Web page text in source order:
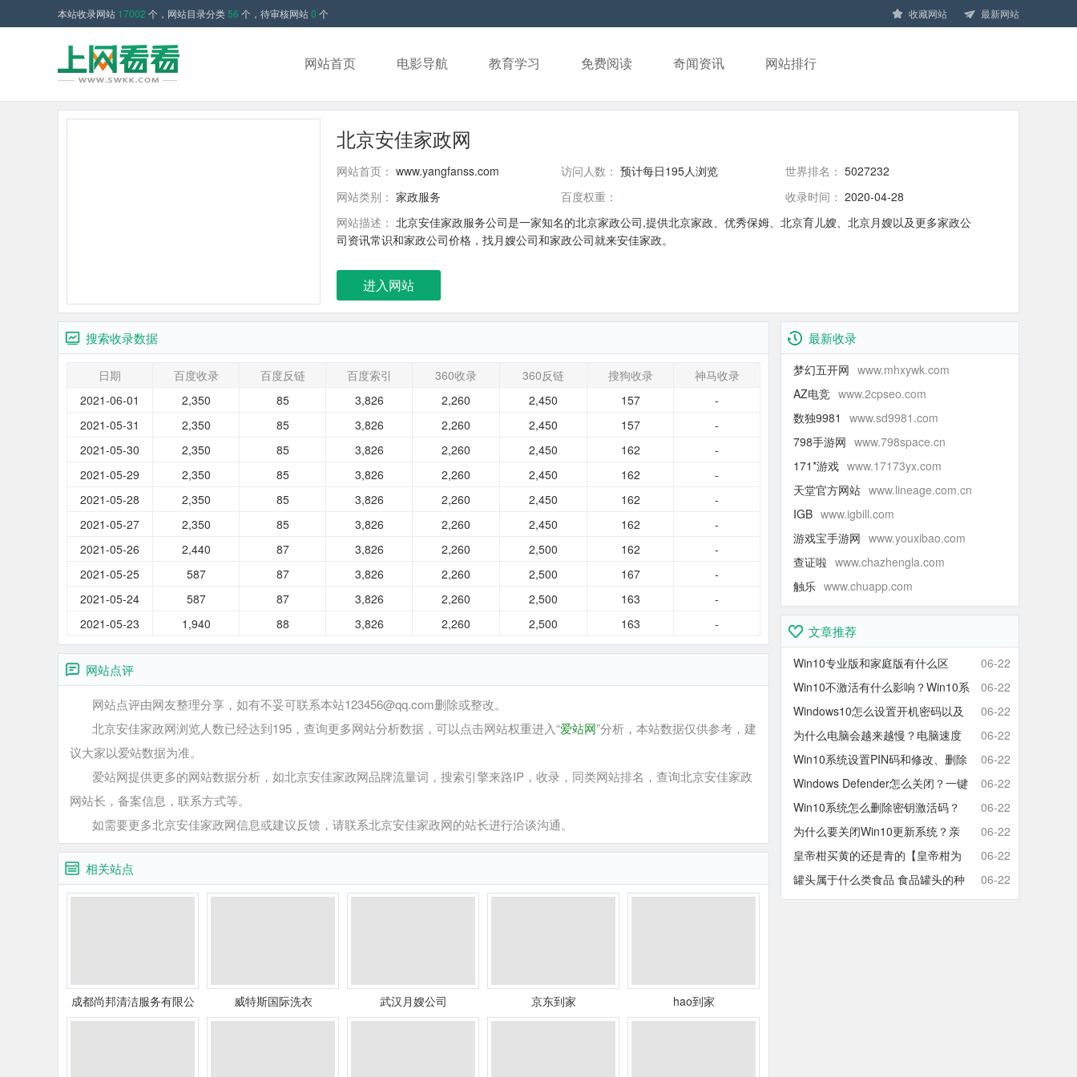
本站收录网站 17002 个，网站目录分类56 个，待审核网站0 个 收藏网站 最新网站
网站首页 电影导航 教育学习 免费阅读 奇闻资讯 网站排行
北京安佳家政网
网站首页： www.yangfanss.com 访问人数： 预计每日195人浏览 世界排名： 5027232
网站类别： 家政服务 百度权重： 收录时间： 2020-04-28
网站描述： 北京安佳家政服务公司是一家知名的北京家政公司,提供北京家政、优秀保姆、北京育儿嫂、北京月嫂以及更多家政公
司资讯常识和家政公司价格，找月嫂公司和家政公司就来安佳家政。
进入网站
搜索收录数据
日期 百度收录 百度反链 百度索引 360收录 360反链 搜狗收录
神马收录
2021-06-01
2,350 85 3,826 2,260 2,450 157
-
2021-05-31
2,350 85 3,826 2,260 2,450 157
-
2021-05-30
2,350 85 3,826 2,260 2,450 162
-
2021-05-29
2,350 85 3,826 2,260 2,450 162
-
2021-05-28
2,350 85 3,826 2,260 2,450 162
-
2021-05-27
2,350 85 3,826 2,260 2,450 162
-
2021-05-26
2,440 87 3,826 2,260 2,500 162
-
2021-05-25
587 87 3,826 2,260 2,500 167
-
2021-05-24
587 87 3,826 2,260 2,500 163
-
2021-05-23
1,940 88 3,826 2,260 2,500 163 -
网站点评
网站点评由网友整理分享，如有不妥可联系本站123456@qq.com删除或整改。
北京安佳家政网浏览人数已经达到195，查询更多网站分析数据，可以点击网站权重进入“爱站网”分析，本站数据仅供参考，建
议大家以爱站数据为准。
爱站网提供更多的网站数据分析，如北京安佳家政网品牌流量词，搜索引擎来路IP，收录，同类网站排名，查询北京安佳家政
网站长，备案信息，联系方式等。
如需要更多北京安佳家政网信息或建议反馈，请联系北京安佳家政网的站长进行洽谈沟通。
相关站点
成都尚邦清洁服务有限公
司
威特斯国际洗衣 武汉月嫂公司 京东到家 hao到家
最新收录
梦幻五开网 www.mhxywk.com
AZ电竞 www.2cpseo.com
数独9981
www.sd9981.com
798手游网 www.798space.cn
171*游戏 www.17173yx.com
天堂官方网站 www.lineage.com.cn
IGB www.igbill.com
游戏宝手游网 www.youxibao.com
查证啦 www.chazhengla.com
触乐 www.chuapp.com
文章推荐
Win10专业版和家庭版有什么区
别？Win10家庭版和专业版区别对
比
06-22
Win10不激活有什么影响？Win10系
统不激活可以使用吗？会卡吗？
06-22
Windows10怎么设置开机密码以及
取消开机密码的方法
06-22
为什么电脑会越来越慢？电脑速度
慢的原因分析及终极解决方法
06-22
Win10系统设置PIN码和修改、删除
取消PIN码的方法
06-22
Windows Defender怎么关闭？一键
彻底关闭Windows Defender方法
06-22
Win10系统怎么删除密钥激活码？
Win10卸载激活密钥的操作方法
06-22
为什么要关闭Win10更新系统？亲
测有效的Win10关闭自动更新方法
06-22
皇帝柑买黄的还是青的【皇帝柑为
什么青的还那么甜】
06-22
罐头属于什么类食品 食品罐头的种
类有哪些
06-22